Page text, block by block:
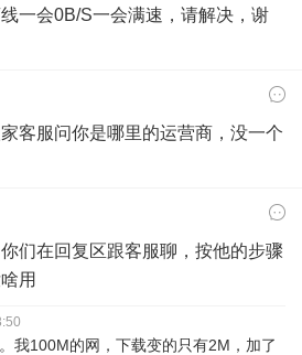
一会0B/S一会满速，请解决，谢
客服问你是哪里的运营商，没一个
们在回复区跟客服聊，按他的步骤
用
我100M的网，下载变的只有2M，加了